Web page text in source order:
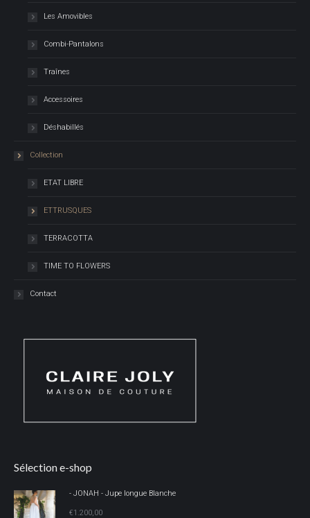
Les Amovibles
Combi-Pantalons
Traînes
Accessoires
Déshabillés
Collection
ETAT LIBRE
ETTRUSQUES
TERRACOTTA
TIME TO FLOWERS
Contact
Sélection e-shop
- JONAH - Jupe longue Blanche
€1.200,00